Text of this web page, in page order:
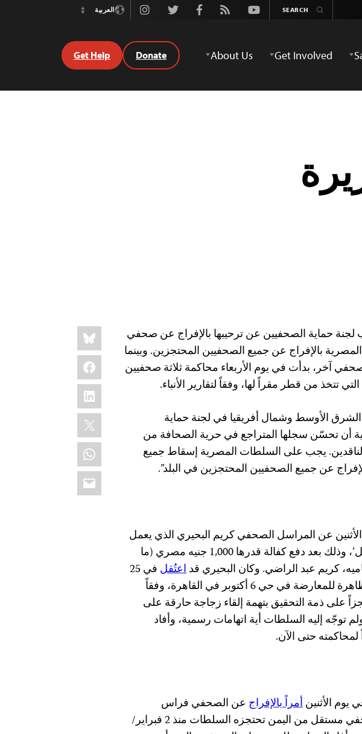
Youtube
Rss
Facebook
Twitter
Instagramالعربية
Switch
Get Involved
About Us
Donate
Get Help
Share
this:
Bluesky
Facebook
LinkedIn
X
WhatsApp
Email
مارس/آذار 2014 – تعرب لجنة حماية الصحفيين عن ترحيبها بالإفراج عن صحفي
بالإفراج عن جميع الصحفيين المحتجزين. وبينما
آخر، بدأت في يوم الأربعاء محاكمة ثلاثة صحفيين
تتخذ من قطر مقراً لها، وفقاً لتقارير الأنباء.
الأوسط وشمال أفريقيا في لجنة حماية
أن تحسّن سجلها المتراجع في حرية الصحافة من
يجب على السلطات المصرية إسقاط جميع
عن جميع الصحفيين المحتجزين في البلد”.
عن المراسل الصحفي كريم البحيري الذي يعمل
في الصحيفة اليومية المستقلة ‘البديل’، وذلك بعد دفع كفالة قدرها 1,000 جنيه مصري (ما
اعتُقل
في 25
يناير/كانون الثاني بينما كان يغطي تظاهرة للمعارضة في حي 6 أكتوبر في القاهرة، وفقاً
على ذمة التحقيق بتهمة إلقاء زجاجة حارقة على
توجّه إليه السلطات أية اتهامات رسمية، وأفاد
حتى الآن.
يوم الأثنينأمراً بالإفراج عن الصحفي فراس
الشمسان ودون دفع كفالة، وهو صحفي مستقل من اليمن تحتجزه السلطات منذ 2 فبراير/